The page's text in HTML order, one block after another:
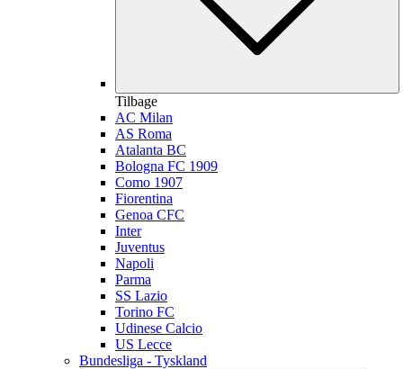
Tilbage
AC Milan
AS Roma
Atalanta BC
Bologna FC 1909
Como 1907
Fiorentina
Genoa CFC
Inter
Juventus
Napoli
Parma
SS Lazio
Torino FC
Udinese Calcio
US Lecce
Bundesliga - Tyskland